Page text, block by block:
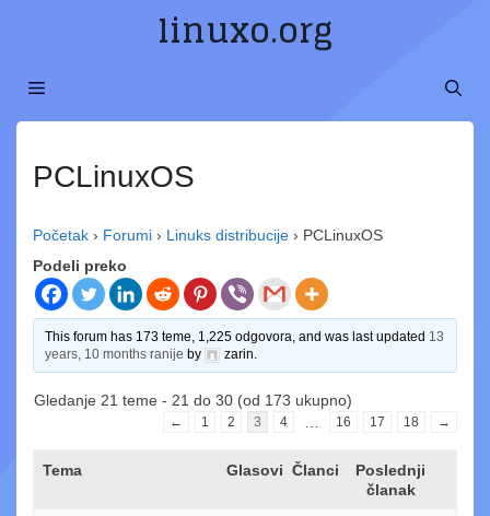
linuxo.org
MENI
PCLinuxOS
Početak › Forumi › Linuks distribucije › PCLinuxOS
Podeli preko
This forum has 173 teme, 1,225 odgovora, and was last updated 13
years, 10 months ranije by zarin
Gledanje 21 teme - 21 do 30 (od 173 ukupno)
← 1 2 3 4 16 17 18 →
Tema Glasovi Članci
Poslednji
članak